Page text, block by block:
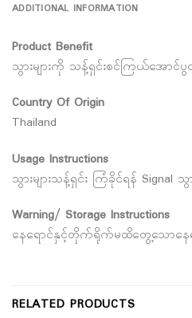
ADDITIONAL INFORMATION
Product Benefit
သွားများကို သန့်ရှင်းစင်ကြယ်အော
Country Of Origin
Thailand
Usage Instructions
သွားများသန့်ရှင်း ကြံခိုင်ရန်
Warning/ Storage Instructions
နေရောင်နှင့်တိုက်ရိုက်မထိတွေ့သောနေရ
RELATED PRODUCTS